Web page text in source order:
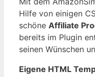
Hilfe von einigen
schöne Affiliate
bereits im Plugin
seinen Wünschen
Eigene HTML